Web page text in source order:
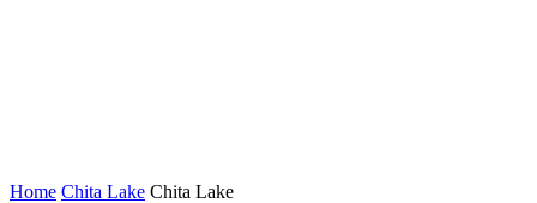
Home Chita Lake Chita Lake